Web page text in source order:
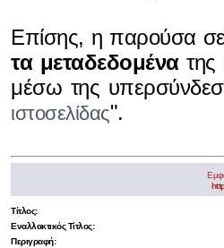
Επίσης, η παρούσα
τα μεταδεδομένατης
μέσω της
ιστοσελίδας".
Τίτλος:
Εναλλακτικός Τίτλος:
Περιγραφή: